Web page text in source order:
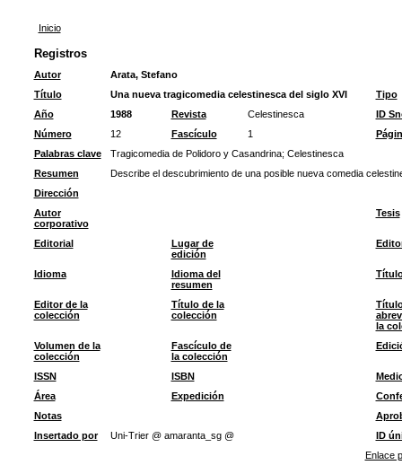
Inicio
Registros
Autor
Arata, Stefano
Título
Una nueva tragicomedia celestinesca del siglo XVI
Tipo
Año
1988 Revista Celestinesca
ID
Número
12 Fascículo 1
Palabras clave
Tragicomedia de Polidoro y Casandrina; Celestinesca
Resumen
Describe el descubrimiento de una posible nueva comedia
Dirección
Autor
corporativo
Tesis
Editorial
Lugar de
edición
Idioma
Idioma del
resumen
Editor de la
colección
Título de la
colección
la
Volumen de la
colección
Fascículo de
la colección
ISSN ISBN
Área
Expedición
Notas
Insertado por
Uni-Trier @ amaranta_sg @
ID
Enlace